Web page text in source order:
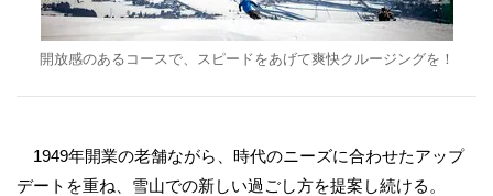
開放感のあるコースで、スピードをあげて爽快クルージングを！
1949年開業の老舗ながら、時代のニーズに合わせたアップ
デートを重ね、雪山での新しい過ごし方を提案し続ける。